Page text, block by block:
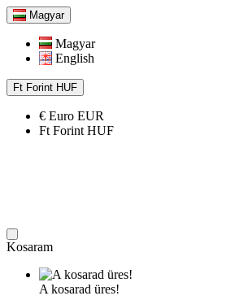
Magyar
Magyar
English
Ft Forint HUF
€ Euro EUR
Ft Forint HUF
Kosaram
A kosarad üres!